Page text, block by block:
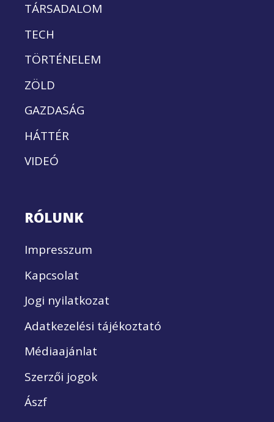
TÁRSADALOM
TECH
TÖRTÉNELEM
ZÖLD
GAZDASÁG
HÁTTÉR
VIDEÓ
RÓLUNK
Impresszum
Kapcsolat
Jogi nyilatkozat
Adatkezelési tájékoztató
Médiaajánlat
Szerzői jogok
Ászf